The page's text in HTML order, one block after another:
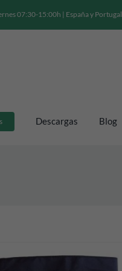
07:30-15:00h | España y Portugal
Descargas Blog